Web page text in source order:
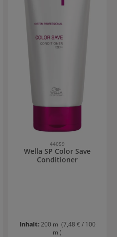
44059
Wella SP Color Save
Conditioner
Inhalt:200 ml (7,48 € / 100
ml)